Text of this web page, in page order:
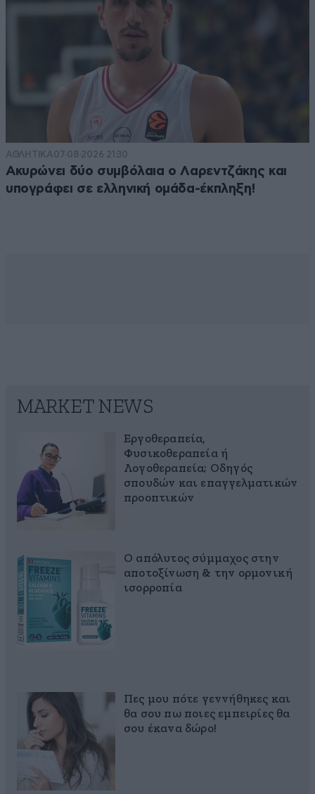
ΑΘΛΗΤΙΚΑ07·08·2026 21:30
Ακυρώνει δύο συμβόλαια ο Λαρεντζάκης και
υπογράφει σε ελληνική ομάδα-έκπληξη!
MARKET NEWS
Εργοθεραπεία,
Φυσικοθεραπεία ή
Λογοθεραπεία; Οδηγός
σπουδών και επαγγελματικών
προοπτικών
Ο απόλυτος σύμμαχος στην
αποτοξίνωση & την ορμονική
ισορροπία
Πες μου πότε γεννήθηκες και
θα σου πω ποιες εμπειρίες θα
σου έκανα δώρο!